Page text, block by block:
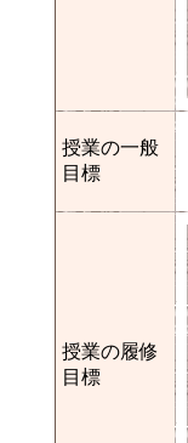
授業の一般
目標
授業の履修
目標